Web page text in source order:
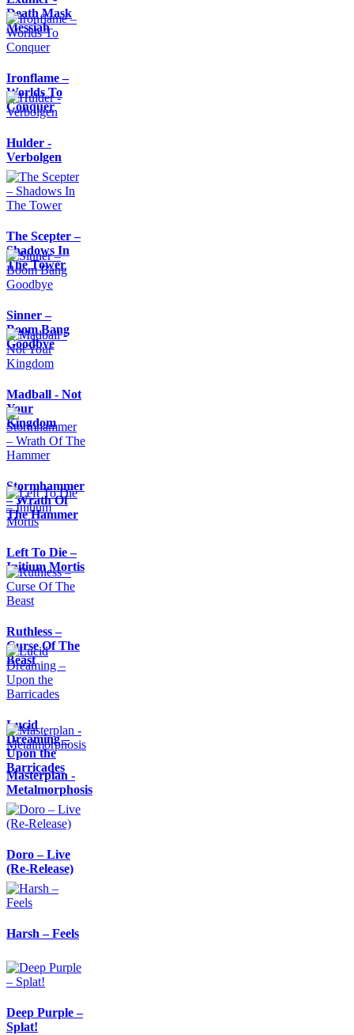
Death Mask
Messiah
Ironflame –
Worlds To
Conquer
Hulder -
Verbolgen
The Scepter –
Shadows In
The Tower
Sinner –
Boom Bang
Goodbye
Madball - Not
Your
Kingdom
Stormhammer
– Wrath Of
The Hammer
Left To Die –
Initium Mortis
Ruthless –
Curse Of The
Beast
Lucid
Dreaming –
Upon the
Barricades
Masterplan -
Metalmorphosis
Doro – Live
(Re-Release)
Harsh – Feels
Deep Purple –
Splat!